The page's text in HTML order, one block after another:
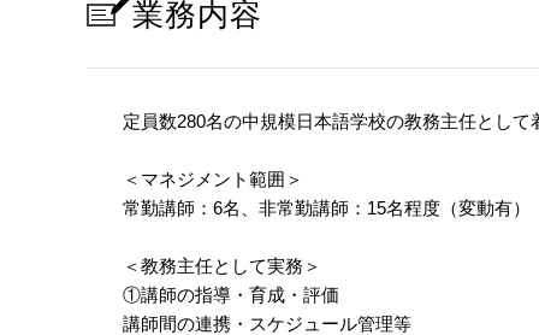
業務内容
定員数280名の中規模日本語学校の教務主任として
＜マネジメント範囲＞
常勤講師：6名、非常勤講師：15名程度（変動有）
＜教務主任として実務＞
①講師の指導・育成・評価
講師間の連携・スケジュール管理等